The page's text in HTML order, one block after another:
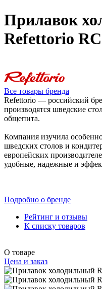
Прилавок
Refettorio
Все товары бренда
Refettorio — российский
производятся шведские
общепита.
Компания изучила
шведских столов и
европейских
удобные, надежные и
Подробно о бренде
Рейтинг и отзывы
К списку товаров
О товаре
Цена и заказ